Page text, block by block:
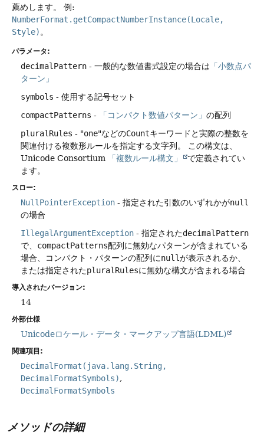
薦めします。
例:
NumberFormat.getCompactNumberInstance(Locale,
Style) 。
パラメータ:
decimalPattern - 一般的な数値書式設定の場合は 「小数点パ
ターン」
symbols - 使用する記号セット
compactPatterns - 「コンパクト数値パターン」 の配列
pluralRules - "one"などのCountキーワードと実際の整数を
関連付ける複数形ルールを指定する文字列。
この構文は、
Unicode Consortium
「複数ルール構文」
で定義されてい
ます。
スロー:
NullPointerException - 指定された引数のいずれかがnull
の場合
IllegalArgumentException - 指定されたdecimalPattern
で、 compactPatterns配列に無効なパターンが含まれている
場合、コンパクト・パターンの配列にnullが表示されるか、
または指定されたpluralRulesに無効な構文が含まれる場合
導入されたバージョン:
14
外部仕様
Unicodeロケール・データ・マークアップ言語(LDML)
関連項目:
DecimalFormat(java.lang.String,
DecimalFormatSymbols)
DecimalFormatSymbols
メソッドの詳細